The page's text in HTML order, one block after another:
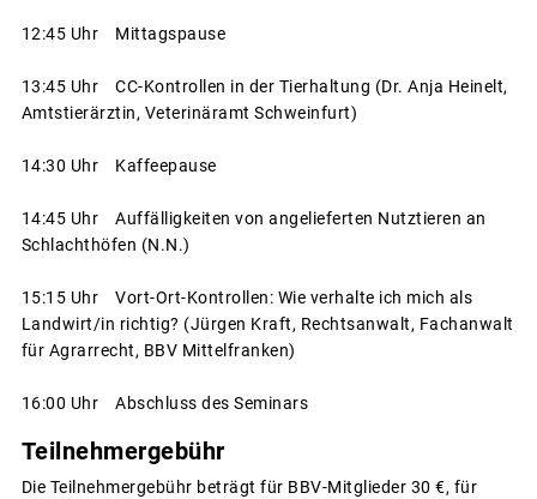
12:45 Uhr Mittagspause
13:45 Uhr CC-Kontrollen in der Tierhaltung (Dr. Anja Heinelt,
Amtstierärztin, Veterinäramt Schweinfurt)
14:30 Uhr Kaffeepause
14:45 Uhr Auffälligkeiten von angelieferten Nutztieren an
Schlachthöfen (N.N.)
15:15 Uhr Vort-Ort-Kontrollen: Wie verhalte ich mich als
Landwirt/in richtig? (Jürgen Kraft, Rechtsanwalt, Fachanwalt
für Agrarrecht, BBV Mittelfranken)
16:00 Uhr Abschluss des Seminars
Teilnehmergebühr
Die Teilnehmergebühr beträgt für BBV-Mitglieder 30 €, für